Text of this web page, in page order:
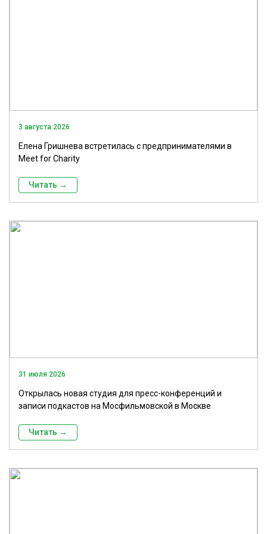
3 августа 2026
Елена Гришнева встретилась с предпринимателями в
Meet for Charity
Читать →
31 июля 2026
Открылась новая студия для пресс-конференций и
записи подкастов на Мосфильмовской в Москве
Читать →